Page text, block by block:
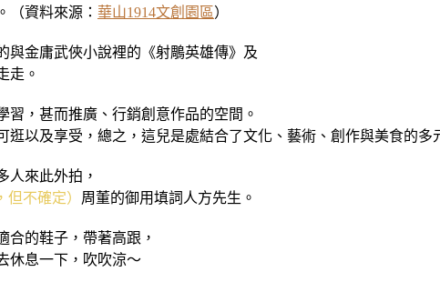
（資料來源： 華山1914文創園區）
與金庸武俠小說裡的《射鵰英雄傳》及
走。
，甚而推廣、行銷創意作品的空間。
以及享受，總之，這兒是處結合了文化、藝術、創作與美食的多
人來此外拍，
但不確定） 周董的御用填詞人方先生。
合的鞋子，帶著高跟，
休息一下，吹吹涼～